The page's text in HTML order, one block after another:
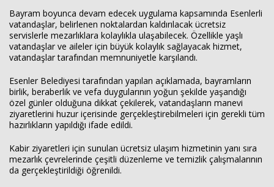
Bayram boyunca devam edecek uygulama kapsamında Esenlerli
vatandaşlar, belirlenen noktalardan kaldırılacak ücretsiz
servislerle mezarlıklara kolaylıkla ulaşabilecek. Özellikle yaşlı
vatandaşlar ve aileler için büyük kolaylık sağlayacak hizmet,
vatandaşlar tarafından memnuniyetle karşılandı.
Esenler Belediyesi tarafından yapılan açıklamada, bayramların
birlik, beraberlik ve vefa duygularının yoğun şekilde yaşandığı
özel günler olduğuna dikkat çekilerek, vatandaşların manevi
ziyaretlerini huzur içerisinde gerçekleştirebilmeleri için gerekli tüm
hazırlıkların yapıldığı ifade edildi.
Kabir ziyaretleri için sunulan ücretsiz ulaşım hizmetinin yanı sıra
mezarlık çevrelerinde çeşitli düzenleme ve temizlik çalışmalarının
da gerçekleştirildiği öğrenildi.
Haberin Doğru Adresi.